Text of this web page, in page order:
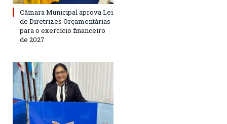
Câmara Municipal aprova Lei
de Diretrizes Orçamentárias
para o exercício financeiro
de 2027